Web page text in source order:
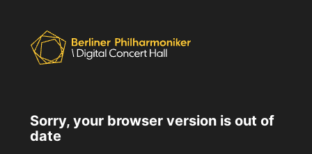
Sorry, your browser version is out of
date